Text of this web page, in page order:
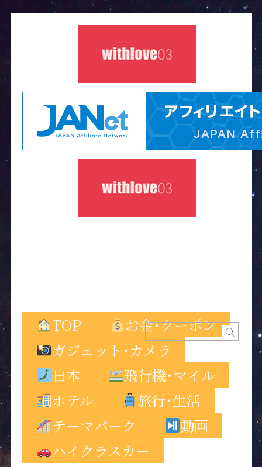
TOP
お金･クーポン
ガジェット･カメラ
日本
飛行機･マイル
ホテル
旅行･生活
テーマパーク
動画
ハイクラスカー